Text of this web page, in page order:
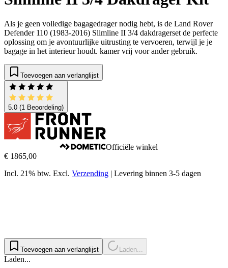
Als je geen volledige bagagedrager nodig hebt, is de Land Rover
Defender 110 (1983-2016) Slimline II 3/4 dakdragerset de perfecte
oplossing om je avontuurlijke uitrusting te vervoeren, terwijl je je
bagage in het interieur houdt. kamer vrij voor ander gebruik.
Toevoegen aan verlanglijst
5.0 (1 Beoordeling)
Officiële winkel
€ 1865,00
Incl. 21% btw. Excl. Verzending | Levering binnen 3-5 dagen
Toevoegen aan verlanglijst Laden...
Laden...